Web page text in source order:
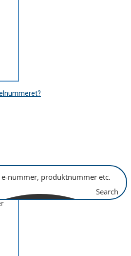
Search